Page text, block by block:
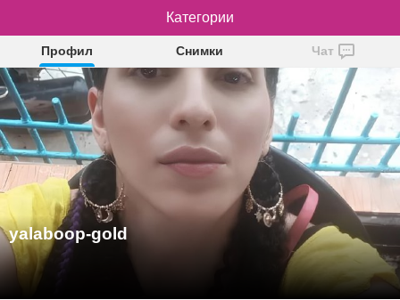
yalaboop-gold
Профил Снимки Чат
yalaboop-gold
Категории